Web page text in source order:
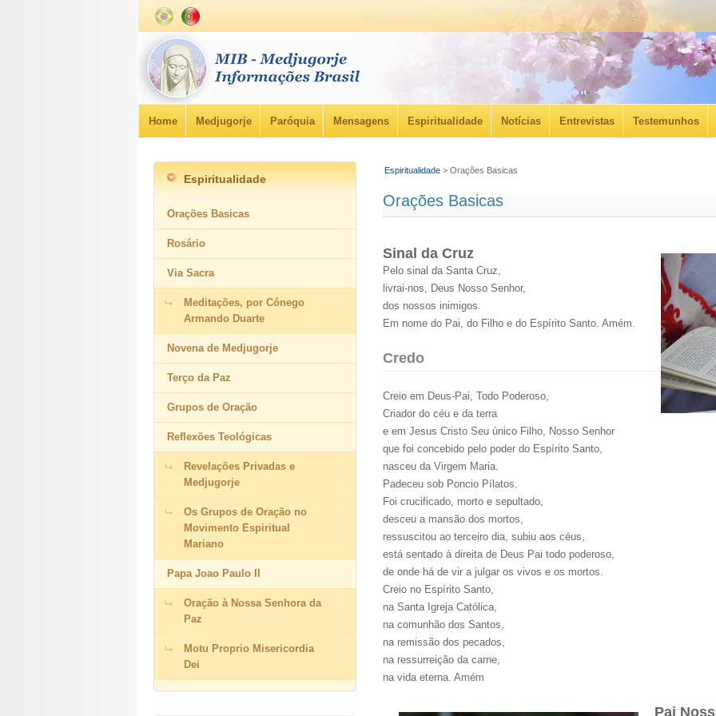
Home Medjugorje Paróquia Mensagens Espiritualidade Notícias Entrevistas Testemunhos
Espiritualidade> Orações Basicas
Orações Basicas
Sinal da Cruz
Pelo sinal da Santa Cruz,
livrai-nos, Deus Nosso Senhor,
dos nossos inimigos.
Em nome do Pai, do Filho e do Espírito Santo. Amém.
Credo
Creio em Deus-Pai, Todo Poderoso,
Criador do céu e da terra
e em Jesus Cristo Seu único Filho, Nosso Senhor
que foi concebido pelo poder do Espírito Santo,
nasceu da Virgem Maria.
Padeceu sob Poncio Pílatos.
Foi crucificado, morto e sepultado,
desceu a mansão dos mortos,
ressuscitou ao terceiro dia, subiu aos céus,
está sentado à direita de Deus Pai todo poderoso,
de onde há de vir a julgar os vivos e os mortos.
Creio no Espírito Santo,
na Santa Igreja Católica,
na comunhão dos Santos,
na remissão dos pecados,
na ressurreição da carne,
na vida eterna. Amém
Pai
Espiritualidade
Orações Basicas
Rosário
Via Sacra
Meditações, por Cónego
Armando Duarte
Novena de Medjugorje
Terço da Paz
Grupos de Oração
Reflexões Teológicas
Revelações Privadas e
Medjugorje
Os Grupos de Oração no
Movimento Espiritual
Mariano
Papa Joao Paulo II
Oração à Nossa Senhora da
Paz
Motu Proprio Misericordia
Dei